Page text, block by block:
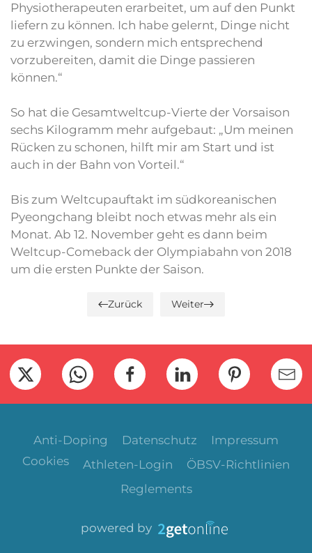
Physiotherapeuten erarbeitet, um auf den Punkt
liefern zu können. Ich habe gelernt, Dinge nicht
zu erzwingen, sondern mich entsprechend
vorzubereiten, damit die Dinge passieren
können.“
So hat die Gesamtweltcup-Vierte der Vorsaison
sechs Kilogramm mehr aufgebaut: „Um meinen
Rücken zu schonen, hilft mir am Start und ist
auch in der Bahn von Vorteil.“
Bis zum Weltcupauftakt im südkoreanischen
Pyeongchang bleibt noch etwas mehr als ein
Monat. Ab 12. November geht es dann beim
Weltcup-Comeback der Olympiabahn von 2018
um die ersten Punkte der Saison.
Zurück Weiter
Anti-Doping Datenschutz
Impressum
Cookies
Athleten-Login
ÖBSV-Richtlinien
Reglements
powered by